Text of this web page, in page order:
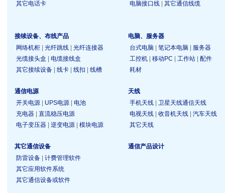
其它电话卡
电脑接口线
其它通信线缆
接续设备、布线产品
网络机柜
光纤跳线
光纤连接器
光缆接头盒
电缆接线盒
其它接续设备
线卡 线扣 线槽
电脑、服务器
台式电脑
笔记本电脑
服务器
工控机
移动PC 工作站
配件
耗材
通信电源
开关电源
UPS电源
电池
充电器
直流稳压电源
电子变压器
逆变电源 模块电源
天线
手机天线
卫星天线通信天线
电视天线
收音机天线
汽车天线
其它天线
其它通信设备
防雷设备
计费管理软件
其它应用软件系统
其它通信设备或软件
通信产品设计